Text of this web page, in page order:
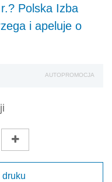
Polska Izba
i apeluje o
AUTOPROMOCJA
druku